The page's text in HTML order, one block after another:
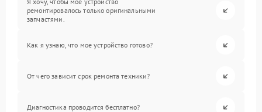
ремонтировалось только оригинальными
запчастями.
Как я узнаю, что мое устройство готово?
От чего зависит срок ремонта техники?
Диагностика проводится бесплатно?